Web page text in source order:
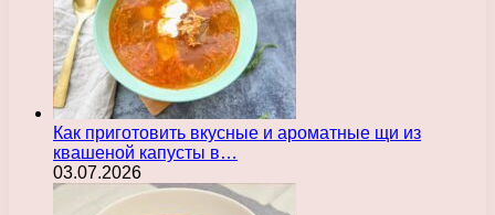
Как приготовить вкусные и ароматные щи из
квашеной капусты в…
03.07.2026